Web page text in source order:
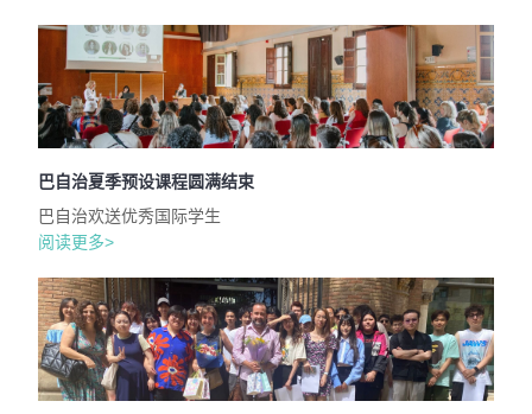
巴自治夏季预设课程圆满结束
巴自治欢送优秀国际学生
阅读更多>